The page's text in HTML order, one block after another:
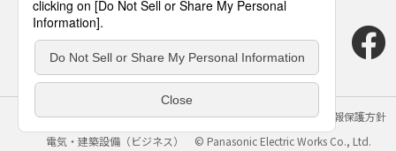
サイトのご利用にあたって クッキーポリシー
個人情報保護方針
電気・建築設備（ビジネス）
© Panasonic Electric Works Co., Ltd.